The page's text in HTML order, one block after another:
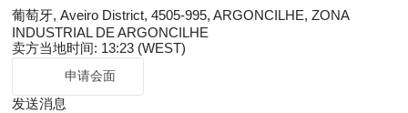
葡萄牙, Aveiro District, 4505-995, ARGONCILHE, ZONA
INDUSTRIAL DE ARGONCILHE
卖方当地时间: 13:23 (WEST)
申请会面
发送消息